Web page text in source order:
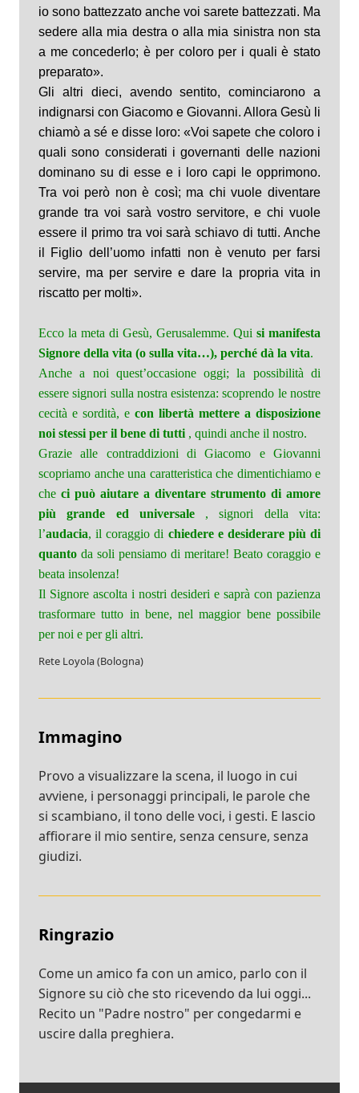
io sono battezzato anche voi sarete battezzati. Ma
sedere alla mia destra o alla mia sinistra non sta
a me concederlo; è per coloro per i quali è stato
preparato».
Gli altri dieci, avendo sentito, cominciarono a
indignarsi con Giacomo e Giovanni. Allora Gesù li
chiamò a sé e disse loro: «Voi sapete che coloro i
quali sono considerati i governanti delle nazioni
dominano su di esse e i loro capi le opprimono.
Tra voi però non è così; ma chi vuole diventare
grande tra voi sarà vostro servitore, e chi vuole
essere il primo tra voi sarà schiavo di tutti. Anche
il Figlio dell’uomo infatti non è venuto per farsi
servire, ma per servire e dare la propria vita in
riscatto per molti».
Ecco la meta di Gesù, Gerusalemme. Qui si manifesta
Signore della vita (o sulla vita…), perché dà la vita.
Anche a noi quest’occasione oggi; la possibilità di
essere signori sulla nostra esistenza: scoprendo le nostre
cecità e sordità, e con libertà mettere a disposizione
noi stessi per il bene di tutti , quindi anche il nostro.
Grazie alle contraddizioni di Giacomo e Giovanni
scopriamo anche una caratteristica che dimentichiamo e
che ci può aiutare a diventare strumento di amore
più grande ed universale, signori della vita:
l’audacia, il coraggio di chiedere e desiderare più di
quanto da soli pensiamo di meritare! Beato coraggio e
beata insolenza!
Il Signore ascolta i nostri desideri e saprà con pazienza
trasformare tutto in bene, nel maggior bene possibile
per noi e per gli altri.
Rete Loyola (Bologna)
Immagino
Provo a visualizzare la scena, il luogo in cui
avviene, i personaggi principali, le parole che
si scambiano, il tono delle voci, i gesti. E lascio
affiorare il mio sentire, senza censure, senza
giudizi.
Ringrazio
Come un amico fa con un amico, parlo con il
Signore su ciò che sto ricevendo da lui oggi...
Recito un "Padre nostro" per congedarmi e
uscire dalla preghiera.